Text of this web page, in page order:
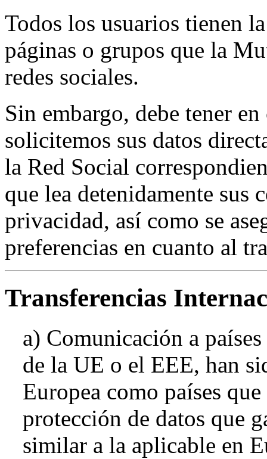
Todos los usuarios tienen
páginas o grupos que la
redes sociales.
Sin embargo, debe tener
solicitemos sus datos
la Red Social
que lea detenidamente sus
privacidad, así como se
preferencias en cuanto al
Transferencias
a) Comunicación a
de la UE o el EEE, han
Europea como países
protección de datos que
similar a la aplicable en